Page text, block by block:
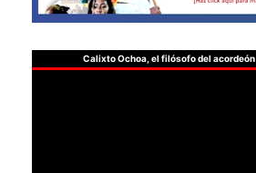
Calixto Ochoa, el filósofo del acordeón